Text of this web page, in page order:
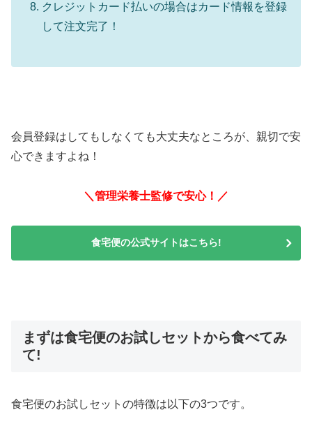
クレジットカード払いの場合はカード情報を登録
して注文完了！
会員登録はしてもしなくても大丈夫なところが、親切で安
心できますよね！
＼管理栄養士監修で安心！／
食宅便の公式サイトはこちら!
まずは食宅便のお試しセットから食べてみ
て!
食宅便のお試しセットの特徴は以下の3つです。